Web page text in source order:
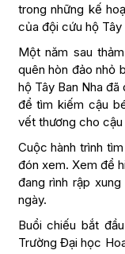
trong những kế
của đội cứu hộ
Một năm sau
quên hòn đảo nhỏ
hộ Tây Ban Nha
để tìm kiếm cậu
vết thương cho cậu
Cuộc hành trình
đón xem. Xem để
đang rình rập
ngày.
Buổi chiếu bắt
Trường Đại học